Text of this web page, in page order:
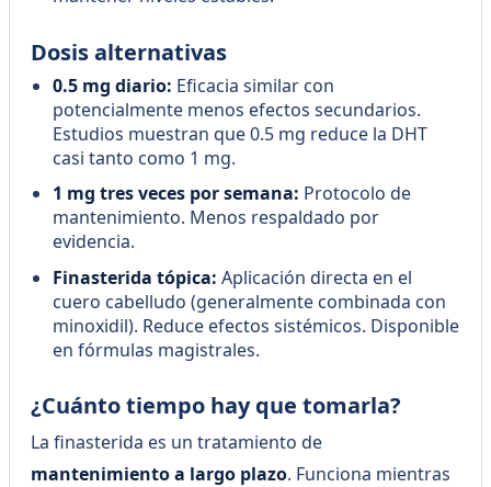
Dosis alternativas
0.5 mg diario: Eficacia similar con
potencialmente menos efectos secundarios.
Estudios muestran que 0.5 mg reduce la DHT
casi tanto como 1 mg.
1 mg tres veces por semana: Protocolo de
mantenimiento. Menos respaldado por
evidencia.
Finasterida tópica: Aplicación directa en el
cuero cabelludo (generalmente combinada con
minoxidil). Reduce efectos sistémicos. Disponible
en fórmulas magistrales.
¿Cuánto tiempo hay que tomarla?
La finasterida es un tratamiento de
mantenimiento a largo plazo. Funciona mientras